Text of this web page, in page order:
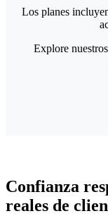
Los planes
Explore
Confianza
reales de